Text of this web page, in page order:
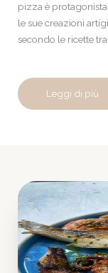
pizza è
le sue creazioni
secondo le ricette
Leggi di più